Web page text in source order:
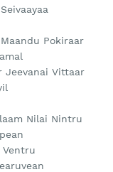
Pokiraar
Jeevanai Vittaar
Nilai Nintru
Ventru